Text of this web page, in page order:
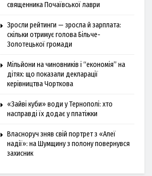
священника Почаївської лаври
Зросли рейтинги — зросла й зарплата:
скільки отримує голова Більче-
Золотецької громади
Мільйони на чиновників і “економія” на
дітях: що показали декларації
керівництва Чорткова
«Зайві куби» води у Тернополі: хто
насправді їх додає у платіжки
Власноруч зняв свій портрет з «Алеї
надії»: на Шумщину з полону повернувся
захисник